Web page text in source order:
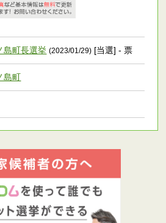
島町長選挙 (2023/01/29) [当選] - 票
島町